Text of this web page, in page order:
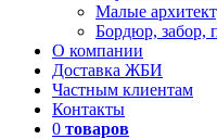
Малые
Бордюр, забор,
О компании
Доставка ЖБИ
Частным клиентам
Контакты
0 товаров